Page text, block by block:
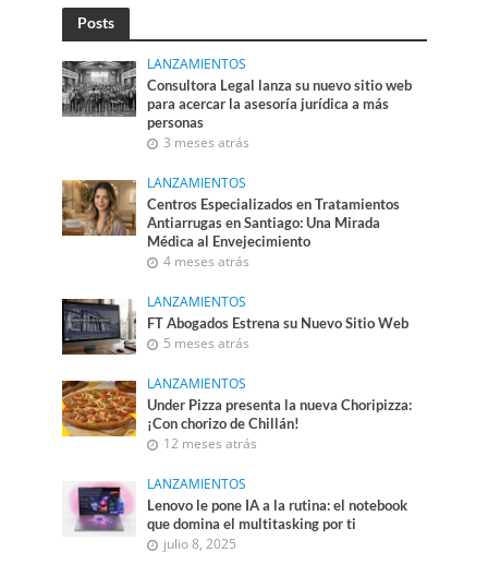
Posts
LANZAMIENTOS
Consultora Legal lanza su nuevo sitio web
para acercar la asesoría jurídica a más
personas
3 meses atrás
LANZAMIENTOS
Centros Especializados en Tratamientos
Antiarrugas en Santiago: Una Mirada
Médica al Envejecimiento
4 meses atrás
LANZAMIENTOS
FT Abogados Estrena su Nuevo Sitio Web
5 meses atrás
LANZAMIENTOS
Under Pizza presenta la nueva Choripizza:
¡Con chorizo de Chillán!
12 meses atrás
LANZAMIENTOS
Lenovo le pone IA a la rutina: el notebook
que domina el multitasking por ti
julio 8, 2025